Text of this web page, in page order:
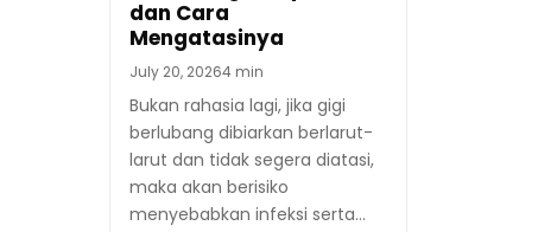
dan Cara
Mengatasinya
July 20, 20264 min
Bukan rahasia lagi, jika gigi
berlubang dibiarkan berlarut-
larut dan tidak segera diatasi,
maka akan berisiko
menyebabkan infeksi serta…